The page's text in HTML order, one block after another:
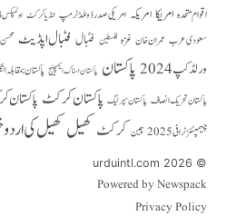
اقوام متحدہ امریکا امریکہ امریکی صدر ڈونلڈ ٹرمپ انڈیا کرکٹ اولمپکس 2024
سعودی عرب عمران خان غزہ فلسطین فٹبال فٹبال اپڈیٹ
ورلڈ کپ 2024
پاکستان پاکستان اسٹاک ایکسچینج پاکستان بمقابلہ
پاکستان تحریک انصاف پاکستان سپر لیگ پاکستان کرکٹ پاکستان
چیمپئنز ٹرافی 2025 چین کرکٹ کھیل کھیل کی
© 2026 urduintl.com
Powered by Newspack
Privacy Policy